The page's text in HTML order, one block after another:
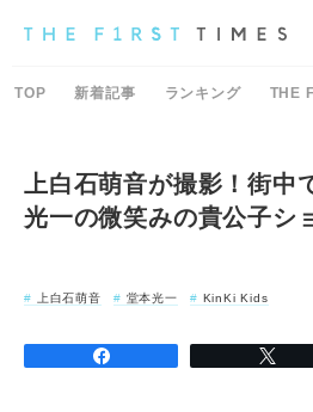
TOP 新着記事 ランキング THE
上白石萌音が撮影！街中
光一の微笑みの貴公子シ
上白石萌音 堂本光一 KinKi Kids